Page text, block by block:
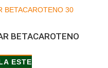
BETACAROTENO
ESTE